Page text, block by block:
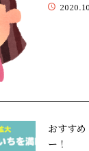
おすす
ー！